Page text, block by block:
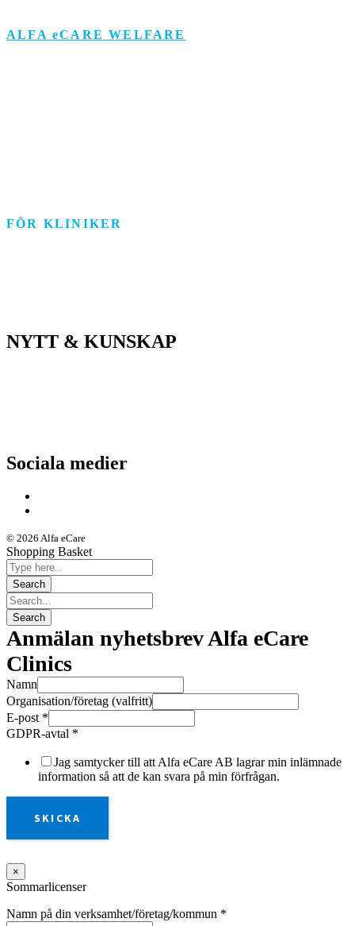
ALFA eCARE WELFARE
FÖR KLINIKER
NYTT & KUNSKAP
Sociala medier
© 2026 Alfa eCare
Shopping Basket
Anmälan nyhetsbrev Alfa eCare
Clinics
Namn
Organisation/företag (valfritt)
E-post *
GDPR-avtal *
Jag samtycker till att Alfa eCare AB lagrar min inlämnade
information så att de kan svara på min förfrågan.
SKICKA
×
Sommarlicenser
Namn på din verksamhet/företag/kommun *